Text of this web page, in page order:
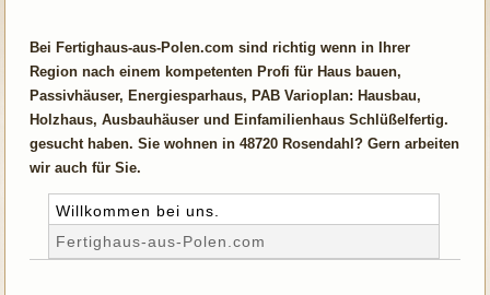
Bei Fertighaus-aus-Polen.com sind richtig wenn in Ihrer
Region nach einem kompetenten Profi für Haus bauen,
Passivhäuser, Energiesparhaus, PAB Varioplan: Hausbau,
Holzhaus, Ausbauhäuser und Einfamilienhaus Schlüßelfertig.
gesucht haben. Sie wohnen in 48720 Rosendahl? Gern arbeiten
wir auch für Sie.
Willkommen bei uns.
Fertighaus-aus-Polen.com